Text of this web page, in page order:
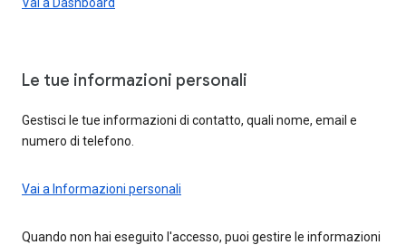
Le tue informazioni personali
Gestisci le tue informazioni di contatto, quali nome, email e
numero di telefono.
Vai a Informazioni personali
Quando non hai eseguito l'accesso, puoi gestire le informazioni